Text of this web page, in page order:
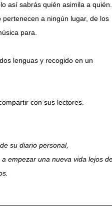
así sabrás quién asimila a quién.
a ningún lugar, de los
para.
lenguas y recogido en un
con sus lectores.
su diario personal,
empezar una nueva vida lejos